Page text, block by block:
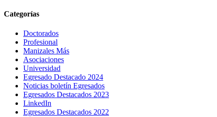
Categorías
Doctorados
Profesional
Manizales Más
Asociaciones
Universidad
Egresado Destacado 2024
Noticias boletín Egresados
Egresados Destacados 2023
LinkedIn
Egresados Destacados 2022